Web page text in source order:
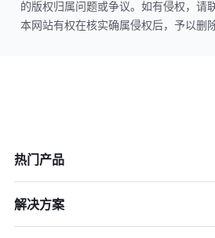
的版权归属问题或争议。如有侵权，请
本网站有权在核实确属侵权后，予以删
热门产品
解决方案